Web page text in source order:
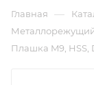
Главная —
Плашка M9, HSS,